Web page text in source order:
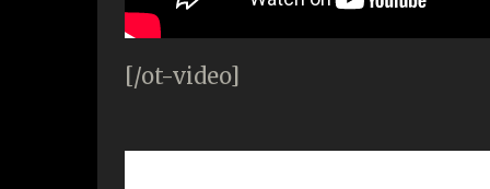
[/ot-video]